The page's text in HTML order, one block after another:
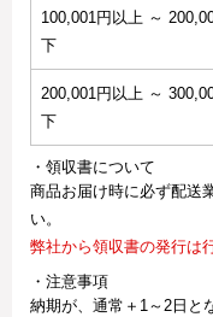
100,001円以上 ～
下
200,001円以上 ～
下
・領収書について
商品お届け時に必ず配送
い。
弊社から領収書の発行は
・注意事項
納期が、通常＋1～2日と